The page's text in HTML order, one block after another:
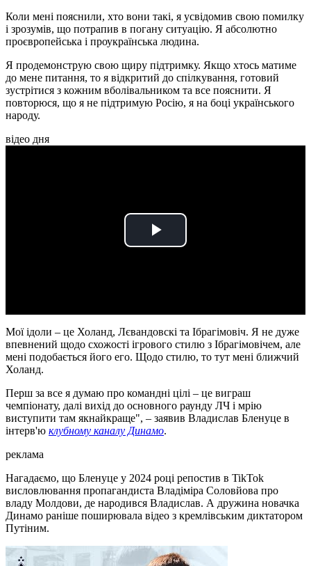
Коли мені пояснили, хто вони такі, я усвідомив свою помилку
і зрозумів, що потрапив в погану ситуацію. Я абсолютно
проєвропейська і проукраїнська людина.
Я продемонструю свою щиру підтримку. Якщо хтось матиме
до мене питання, то я відкритий до спілкування, готовий
зустрітися з кожним вболівальником та все пояснити. Я
повторюся, що я не підтримую Росію, я на боці українського
народу.
відео дня
Play
Мої ідоли – це Холанд, Лєвандовскі та Ібрагімовіч. Я не дуже
впевнений щодо схожості ігрового стилю з Ібрагімовічем, але
мені подобається його его. Щодо стилю, то тут мені ближчий
Холанд.
Перш за все я думаю про командні цілі – це виграш
чемпіонату, далі вихід до основного раунду ЛЧ і мрію
виступити там якнайкраще", – заявив Владислав Бленуце в
інтерв'ю клубному каналу Динамо.
реклама
Нагадаємо, що Бленуце у 2024 році репостив в TikTok
висловлювання пропагандиста Владіміра Соловйова про
владу Молдови, де народився Владислав. А дружина новачка
Динамо раніше поширювала відео з кремлівським диктатором
Путіним.